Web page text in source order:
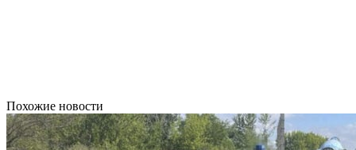
Похожие новости